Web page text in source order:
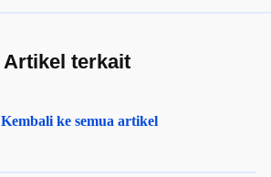
Artikel terkait
Kembali ke semua artikel